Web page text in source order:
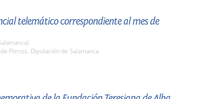
telemático correspondiente al mes de
Plenos. Diputación de Salamanca